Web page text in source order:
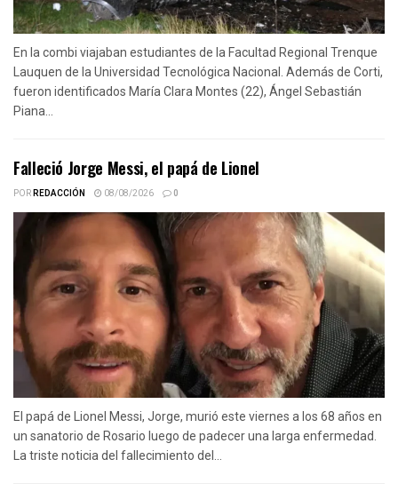
En la combi viajaban estudiantes de la Facultad Regional Trenque
Lauquen de la Universidad Tecnológica Nacional. Además de Corti,
fueron identificados María Clara Montes (22), Ángel Sebastián
Piana...
Falleció Jorge Messi, el papá de Lionel
PORREDACCIÓN 08/08/2026 0
El papá de Lionel Messi, Jorge, murió este viernes a los 68 años en
un sanatorio de Rosario luego de padecer una larga enfermedad.
La triste noticia del fallecimiento del...